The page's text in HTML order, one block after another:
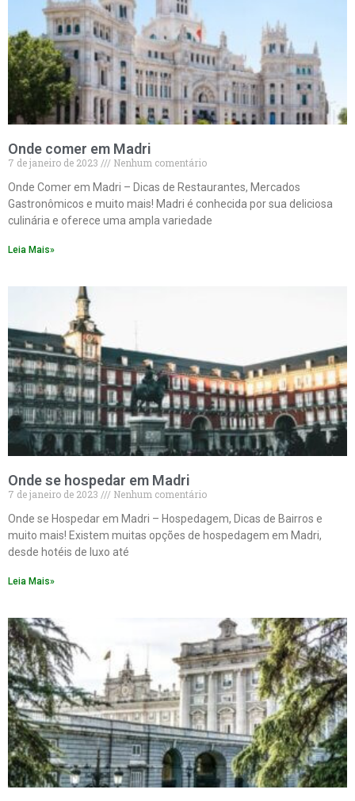
Onde comer em Madri
7 de janeiro de 2023
Nenhum comentário
Onde Comer em Madri – Dicas de Restaurantes, Mercados
Gastronômicos e muito mais! Madri é conhecida por sua deliciosa
culinária e oferece uma ampla variedade
Leia Mais»
Onde se hospedar em Madri
7 de janeiro de 2023
Nenhum comentário
Onde se Hospedar em Madri – Hospedagem, Dicas de Bairros e
muito mais! Existem muitas opções de hospedagem em Madri,
desde hotéis de luxo até
Leia Mais»